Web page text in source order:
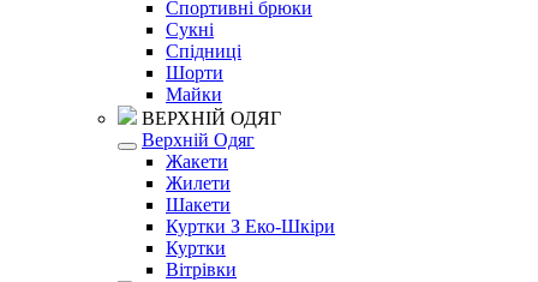
Спортивні брюки
Сукні
Спідниці
Шорти
Майки
ВЕРХНІЙ ОДЯГ
Верхній Одяг
Жакети
Жилети
Шакети
Куртки З Еко-Шкіри
Куртки
Вітрівки